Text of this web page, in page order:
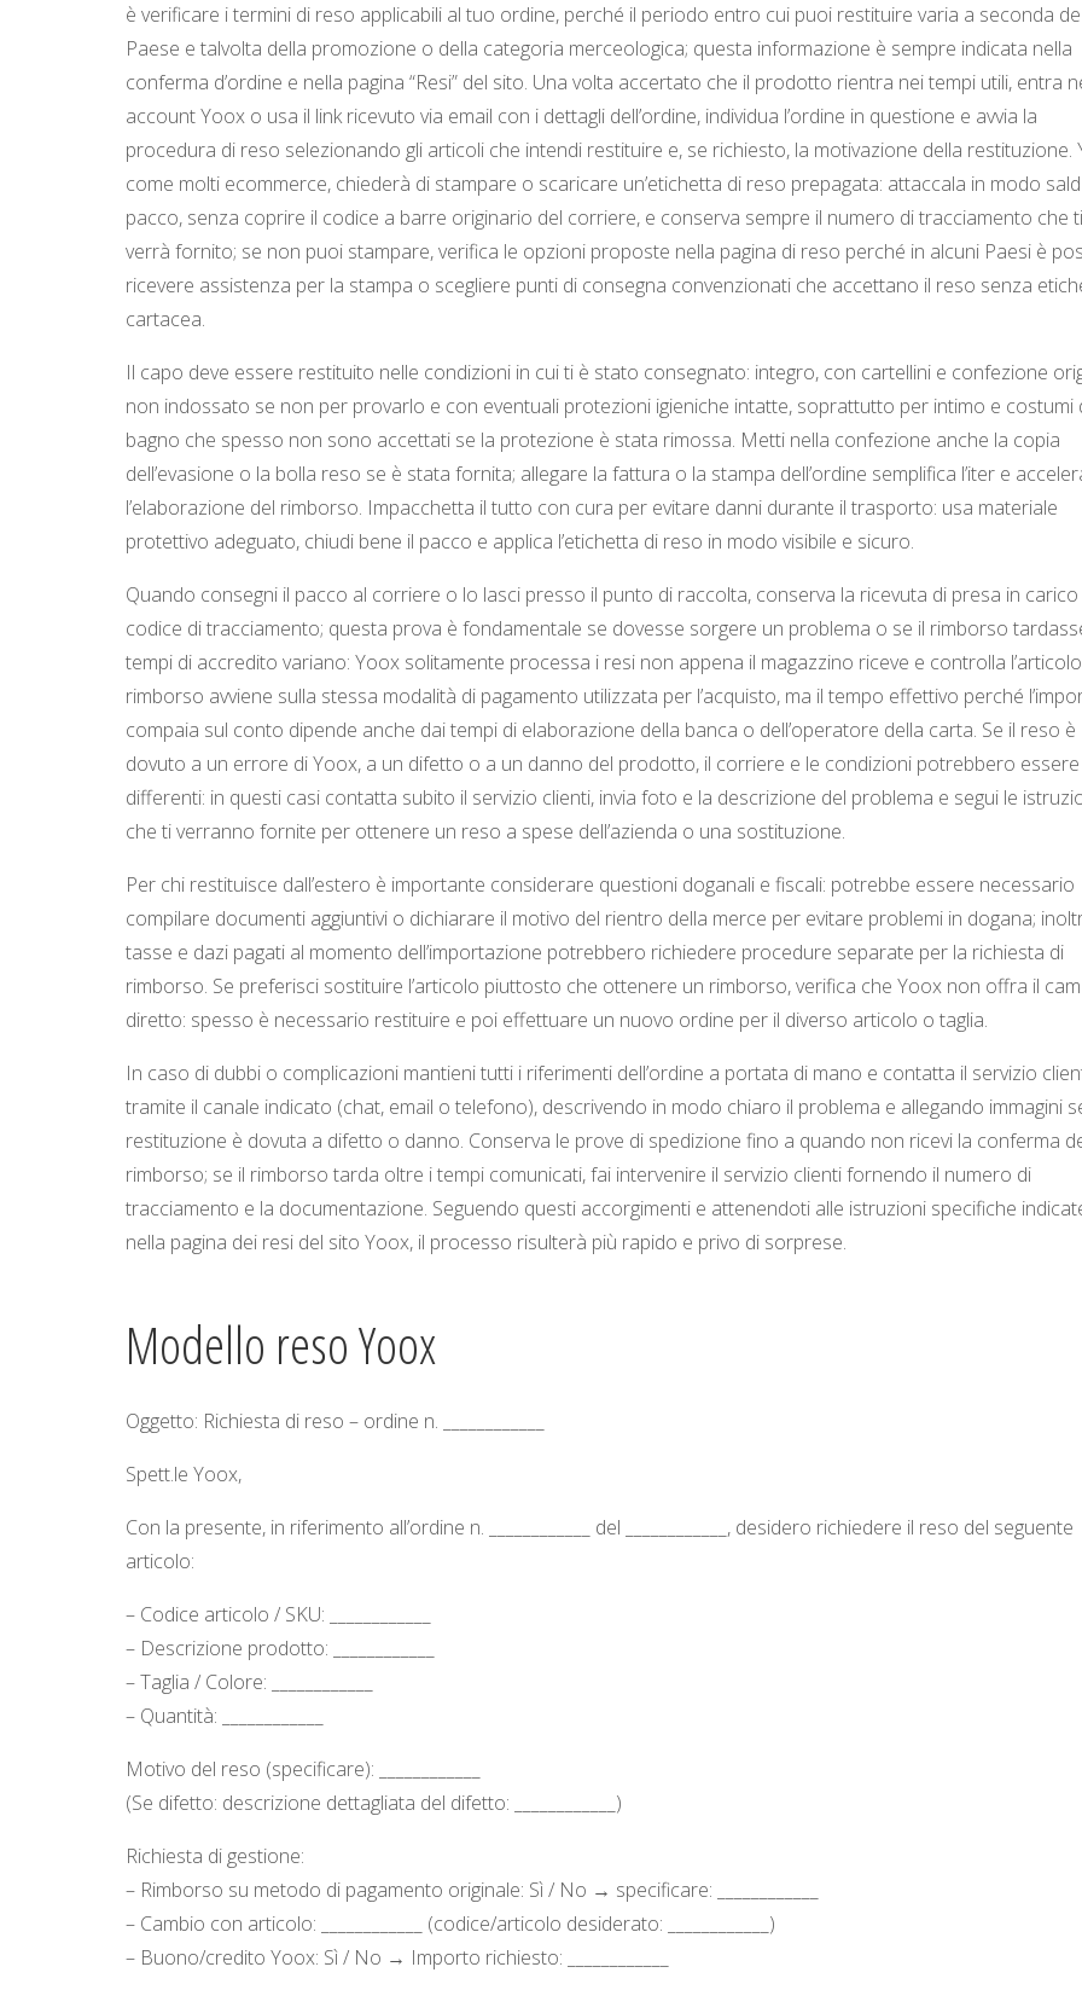
è verificare i termini di reso applicabili al tuo ordine, perché il periodo entro cui puoi restituire varia a seconda
Paese e talvolta della promozione o della categoria merceologica; questa informazione è sempre indicata nella
conferma d’ordine e nella pagina “Resi” del sito. Una volta accertato che il prodotto rientra nei tempi utili, entra
account Yoox o usa il link ricevuto via email con i dettagli dell’ordine, individua l’ordine in questione e avvia la
procedura di reso selezionando gli articoli che intendi restituire e, se richiesto, la motivazione della restituzione.
come molti ecommerce, chiederà di stampare o scaricare un’etichetta di reso prepagata: attaccala in modo
pacco, senza coprire il codice a barre originario del corriere, e conserva sempre il numero di tracciamento che ti
verrà fornito; se non puoi stampare, verifica le opzioni proposte nella pagina di reso perché in alcuni Paesi è
ricevere assistenza per la stampa o scegliere punti di consegna convenzionati che accettano il reso senza
cartacea.
Il capo deve essere restituito nelle condizioni in cui ti è stato consegnato: integro, con cartellini e confezione
non indossato se non per provarlo e con eventuali protezioni igieniche intatte, soprattutto per intimo e costumi
bagno che spesso non sono accettati se la protezione è stata rimossa. Metti nella confezione anche la copia
dell’evasione o la bolla reso se è stata fornita; allegare la fattura o la stampa dell’ordine semplifica l’iter e
l’elaborazione del rimborso. Impacchetta il tutto con cura per evitare danni durante il trasporto: usa materiale
protettivo adeguato, chiudi bene il pacco e applica l’etichetta di reso in modo visibile e sicuro.
Quando consegni il pacco al corriere o lo lasci presso il punto di raccolta, conserva la ricevuta di presa in carico
codice di tracciamento; questa prova è fondamentale se dovesse sorgere un problema o se il rimborso
tempi di accredito variano: Yoox solitamente processa i resi non appena il magazzino riceve e controlla
rimborso avviene sulla stessa modalità di pagamento utilizzata per l’acquisto, ma il tempo effettivo perché
compaia sul conto dipende anche dai tempi di elaborazione della banca o dell’operatore della carta. Se il reso è
dovuto a un errore di Yoox, a un difetto o a un danno del prodotto, il corriere e le condizioni potrebbero essere
differenti: in questi casi contatta subito il servizio clienti, invia foto e la descrizione del problema e segui le
che ti verranno fornite per ottenere un reso a spese dell’azienda o una sostituzione.
Per chi restituisce dall’estero è importante considerare questioni doganali e fiscali: potrebbe essere necessario
compilare documenti aggiuntivi o dichiarare il motivo del rientro della merce per evitare problemi in dogana;
tasse e dazi pagati al momento dell’importazione potrebbero richiedere procedure separate per la richiesta di
rimborso. Se preferisci sostituire l’articolo piuttosto che ottenere un rimborso, verifica che Yoox non offra il
diretto: spesso è necessario restituire e poi effettuare un nuovo ordine per il diverso articolo o taglia.
In caso di dubbi o complicazioni mantieni tutti i riferimenti dell’ordine a portata di mano e contatta il servizio
tramite il canale indicato (chat, email o telefono), descrivendo in modo chiaro il problema e allegando immagini
restituzione è dovuta a difetto o danno. Conserva le prove di spedizione fino a quando non ricevi la conferma
rimborso; se il rimborso tarda oltre i tempi comunicati, fai intervenire il servizio clienti fornendo il numero di
tracciamento e la documentazione. Seguendo questi accorgimenti e attenendoti alle istruzioni specifiche
nella pagina dei resi del sito Yoox, il processo risulterà più rapido e privo di sorprese.
Modello reso Yoox​
Oggetto: Richiesta di reso – ordine n. ____________
Spett.le Yoox,
Con la presente, in riferimento all’ordine n. ____________ del ____________, desidero richiedere il reso del seguente
articolo:
– Codice articolo / SKU: ____________
– Descrizione prodotto: ____________
– Taglia / Colore: ____________
– Quantità: ____________
Motivo del reso (specificare): ____________
(Se difetto: descrizione dettagliata del difetto: ____________)
Richiesta di gestione:
– Rimborso su metodo di pagamento originale: Sì / No → specificare: ____________
– Cambio con articolo: ____________ (codice/articolo desiderato: ____________)
– Buono/credito Yoox: Sì / No → Importo richiesto: ____________